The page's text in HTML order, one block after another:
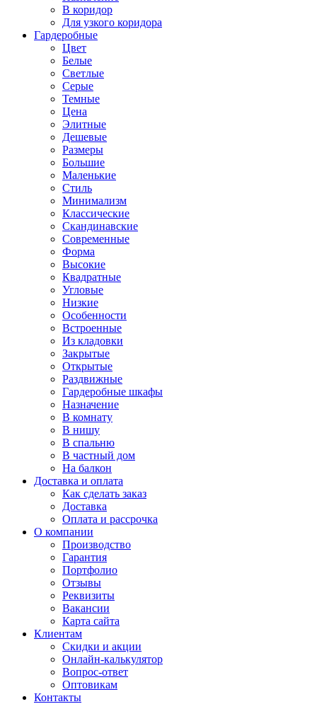
В коридор
Для узкого коридора
Гардеробные
Цвет
Белые
Светлые
Серые
Темные
Цена
Элитные
Дешевые
Размеры
Большие
Маленькие
Стиль
Минимализм
Классические
Скандинавские
Современные
Форма
Высокие
Квадратные
Угловые
Низкие
Особенности
Встроенные
Из кладовки
Закрытые
Открытые
Раздвижные
Гардеробные шкафы
Назначение
В комнату
В нишу
В спальню
В частный дом
На балкон
Доставка и оплата
Как сделать заказ
Доставка
Оплата и рассрочка
О компании
Производство
Гарантия
Портфолио
Отзывы
Реквизиты
Вакансии
Карта сайта
Клиентам
Скидки и акции
Онлайн-калькулятор
Вопрос-ответ
Оптовикам
Контакты